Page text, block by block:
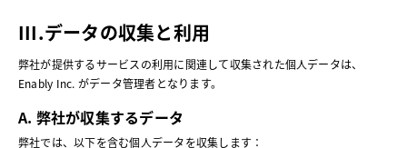
III.データの収集と利用
弊社が提供するサービスの利用に関連して収集された個人データは、
Enably Inc. がデータ管理者となります。
A. 弊社が収集するデータ
弊社では、以下を含む個人データを収集します：